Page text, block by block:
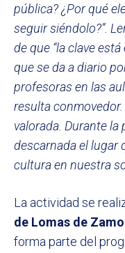
pública? ¿Por qué
seguir siéndolo?”.
de que “la clave
que se da a diario
profesoras en las
resulta
valorada. Durante
descarnada el lugar
cultura en nuestra
La actividad se
de Lomas de
forma parte del